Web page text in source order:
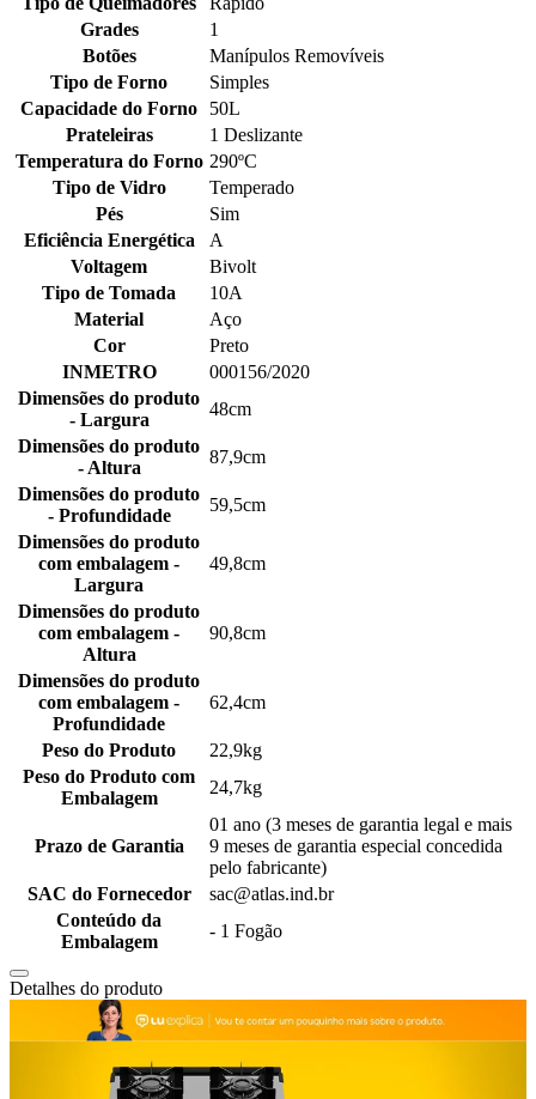
Grades
1
Botões
Manípulos Removíveis
Tipo de Forno
Simples
Capacidade do Forno
50L
Prateleiras
1 Deslizante
Temperatura do Forno 290ºC
Tipo de Vidro
Temperado
Pés
Sim
Eficiência Energética
A
Voltagem
Bivolt
Tipo de Tomada
10A
Material
Aço
Cor
Preto
INMETRO
000156/2020
Dimensões do produto
- Largura
48cm
Dimensões do produto
- Altura
87,9cm
Dimensões do produto
- Profundidade
59,5cm
Dimensões do produto
com embalagem -
Largura
49,8cm
Dimensões do produto
com embalagem -
Altura
90,8cm
Dimensões do produto
com embalagem -
Profundidade
62,4cm
Peso do Produto
22,9kg
Peso do Produto com
Embalagem
24,7kg
Prazo de Garantia
01 ano (3 meses de garantia legal e mais
9 meses de garantia especial concedida
pelo fabricante)
SAC do Fornecedor
sac@atlas.ind.br
Conteúdo da
Embalagem
- 1 Fogão
Detalhes do produto